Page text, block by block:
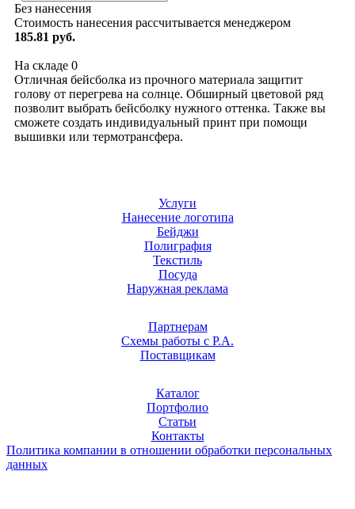
Без нанесения
Стоимость нанесения рассчитывается менеджером
185.81 руб.
На складе 0
Отличная бейсболка из прочного материала защитит
голову от перегрева на солнце. Обширный цветовой ряд
позволит выбрать бейсболку нужного оттенка. Также вы
сможете создать индивидуальный принт при помощи
вышивки или термотрансфера.
Услуги
Нанесение логотипа
Бейджи
Полиграфия
Текстиль
Посуда
Наружная реклама
Партнерам
Схемы работы с Р.А.
Поставщикам
Каталог
Портфолио
Статьи
Контакты
Политика компании в отношении обработки персональных
данных